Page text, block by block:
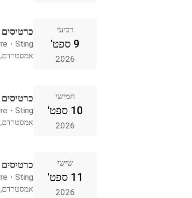
רביעי
9 ספט'
2026
Sting
・
אמסטרדם,
חמישי
10 ספט'
2026
Sting
・
אמסטרדם,
שישי
11 ספט'
2026
Sting
・
אמסטרדם,